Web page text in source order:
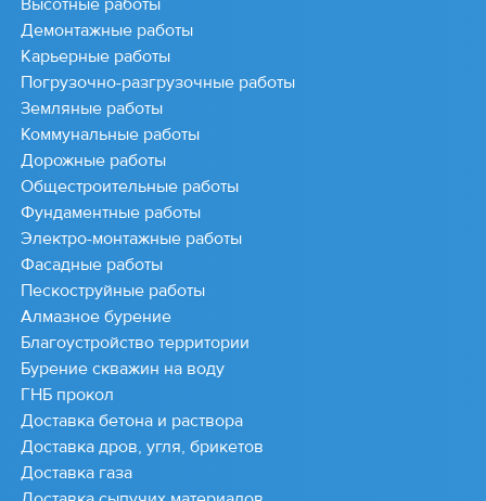
Демонтажные работы
Карьерные работы
Погрузочно-разгрузочные работы
Земляные работы
Коммунальные работы
Дорожные работы
Общестроительные работы
Фундаментные работы
Электро-монтажные работы
Фасадные работы
Пескоструйные работы
Алмазное бурение
Благоустройство территории
Бурение скважин на воду
ГНБ прокол
Доставка бетона и раствора
Доставка дров, угля, брикетов
Доставка газа